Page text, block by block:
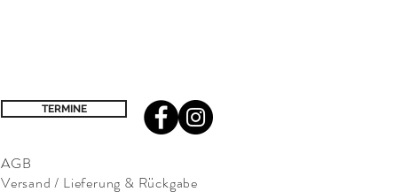
TERMINE
AGB
Versand / Lieferung & Rückgabe